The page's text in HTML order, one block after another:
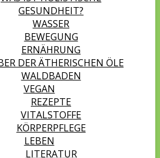
GESUNDHEIT?
WASSER
BEWEGUNG
ERNÄHRUNG
DER ÄTHERISCHEN ÖLE
WALDBADEN
VEGAN
REZEPTE
VITALSTOFFE
KÖRPERPFLEGE
LEBEN
LITERATUR